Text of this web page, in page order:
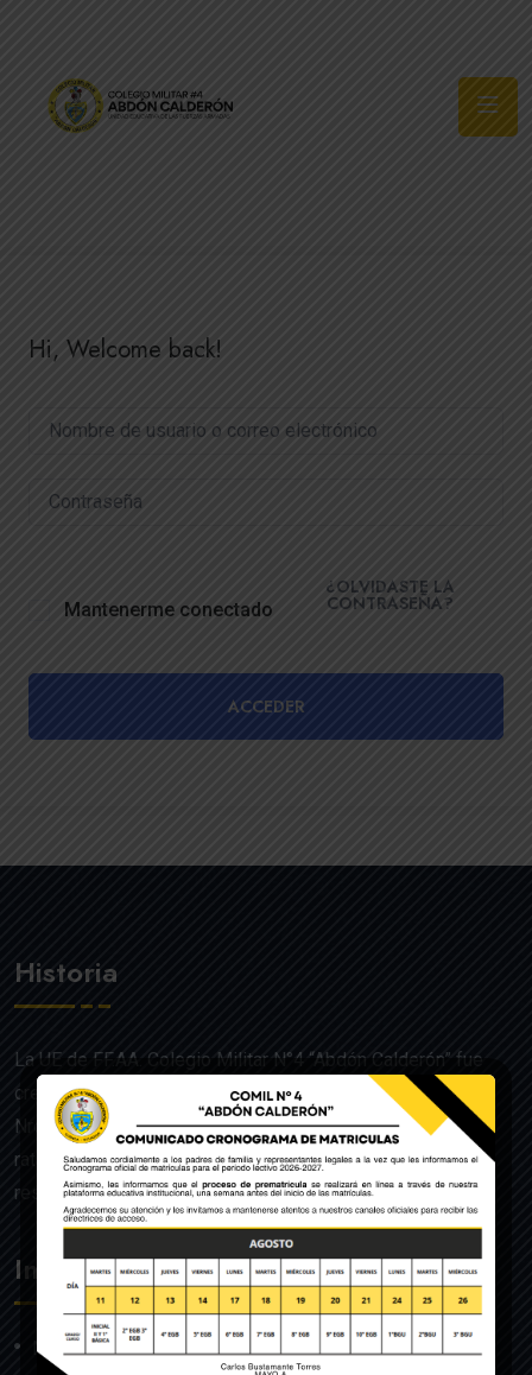
Hi, Welcome back!
Mantenerme conectado
¿OLVIDASTE LA
CONTRASEÑA?
ACCEDER
Historia
La UE de FF.AA. Colegio Militar N°4 “Abdón Calderón” fue
creado mediante Acuerdo Ministerial de la Orden General
Nro. 140, dado en Quito el 22 de julio del año 1992 y
ratificado por el Ministerio de Educación mediante
resolución Nro. 608 del 29 de julio de 1992.
Institución
Nosotros